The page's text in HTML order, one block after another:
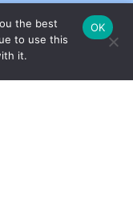
the best
to use this
it.
OK